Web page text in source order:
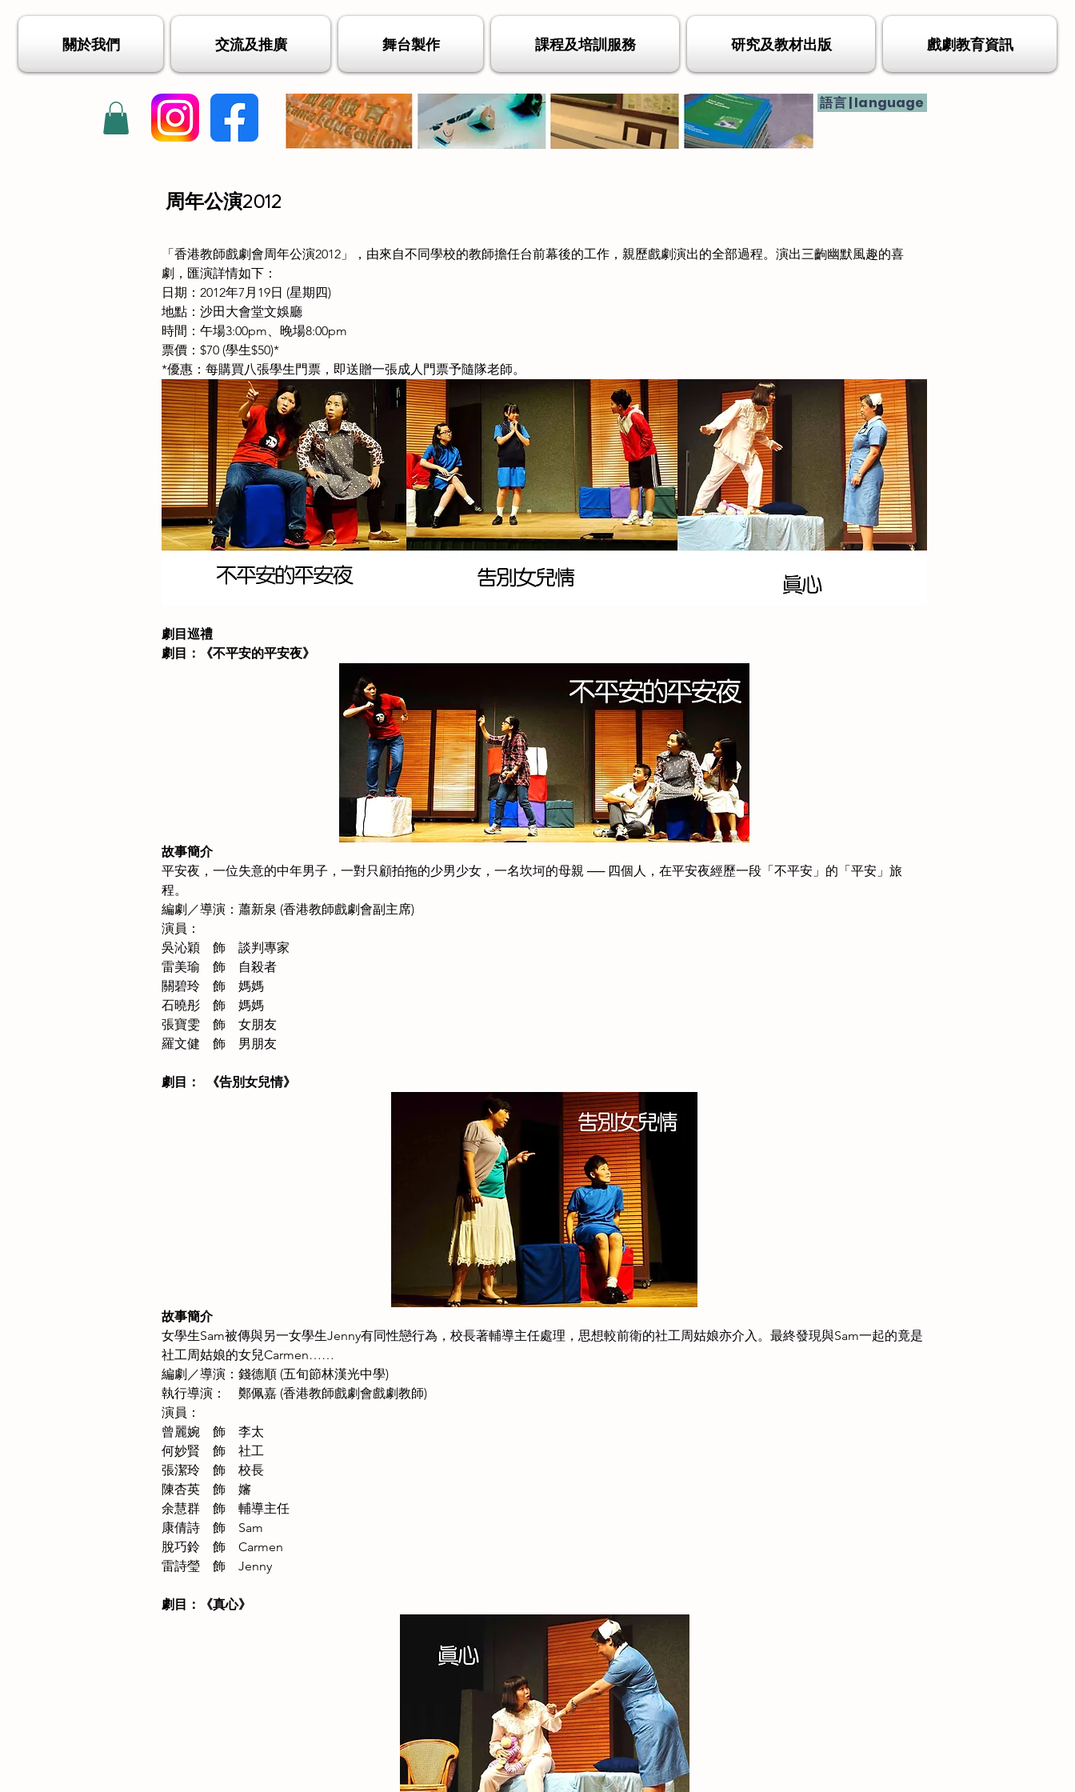
關於我們 交流及推廣 舞台製作 課程及培訓服務 研究及教材出版 戲劇教育資訊
語言 | language
周年公演2012
「香港教師戲劇會周年公演2012」，由來自不同學校的教師擔任台前幕後的工作，親歷戲劇演出的全部過程。演出三齣幽默風趣的喜
劇，匯演詳情如下：
日期：2012年7月19日 (星期四)
地點：沙田大會堂文娛廳
時間：午場3:00pm、晚場8:00pm
票價：$70 (學生$50)*
*優惠：每購買八張學生門票，即送贈一張成人門票予隨隊老師。
劇目巡禮
劇目：《不平安的平安夜》
故事簡介
平安夜，一位失意的中年男子，一對只顧拍拖的少男少女，一名坎坷的母親 ── 四個人，在平安夜經歷一段「不平安」的「平安」旅
程。
編劇／導演：蕭新泉 (香港教師戲劇會副主席)
演員：
吳沁穎　飾　談判專家
雷美瑜　飾　自殺者
關碧玲　飾　媽媽
石曉彤　飾　媽媽
張寶雯　飾　女朋友
羅文健　飾　男朋友
劇目：  《告別女兒情》
故事簡介
女學生Sam被傳與另一女學生Jenny有同性戀行為，校長著輔導主任處理，思想較前衛的社工周姑娘亦介入。最終發現與Sam一起的竟是
社工周姑娘的女兒Carmen……
編劇／導演：錢德順 (五旬節林漢光中學)
執行導演：    鄭佩嘉 (香港教師戲劇會戲劇教師)
演員：
曾麗婉　飾　李太
何妙賢　飾　社工
張潔玲　飾　校長
陳杏英　飾　嬸
余慧群　飾　輔導主任
康倩詩　飾　Sam
脫巧鈴　飾　Carmen
雷詩瑩　飾　Jenny
劇目：《真心》